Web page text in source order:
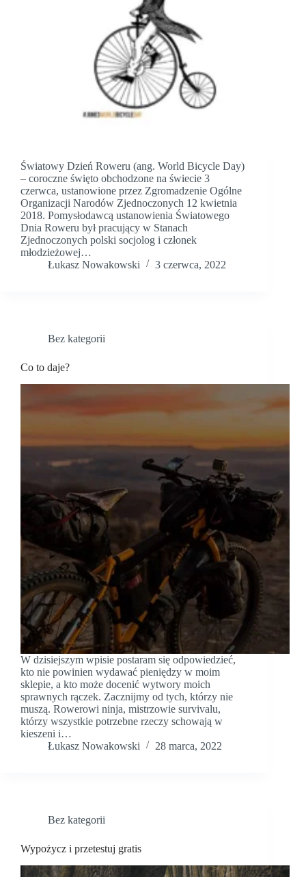
Światowy Dzień Roweru (ang. World Bicycle Day)
– coroczne święto obchodzone na świecie 3
czerwca, ustanowione przez Zgromadzenie Ogólne
Organizacji Narodów Zjednoczonych 12 kwietnia
2018. Pomysłodawcą ustanowienia Światowego
Dnia Roweru był pracujący w Stanach
Zjednoczonych polski socjolog i członek
młodzieżowej…
Łukasz Nowakowski
3 czerwca, 2022
Bez kategorii
Co to daje?
W dzisiejszym wpisie postaram się odpowiedzieć,
kto nie powinien wydawać pieniędzy w moim
sklepie, a kto może docenić wytwory moich
sprawnych rączek. Zacznijmy od tych, którzy nie
muszą. Rowerowi ninja, mistrzowie survivalu,
którzy wszystkie potrzebne rzeczy schowają w
kieszeni i…
Łukasz Nowakowski
28 marca, 2022
Bez kategorii
Wypożycz i przetestuj gratis